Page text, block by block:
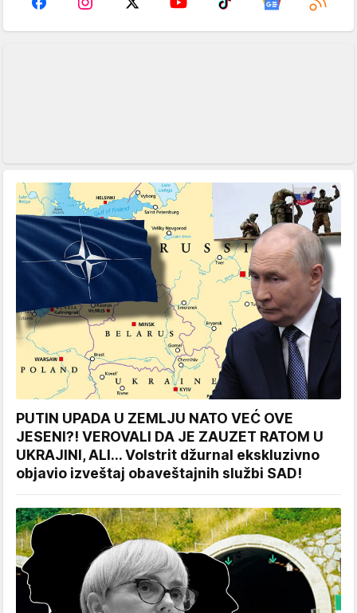
PUTIN UPADA U ZEMLJU NATO VEĆ OVE
JESENI?! VEROVALI DA JE ZAUZET RATOM U
UKRAJINI, ALI... Volstrit džurnal ekskluzivno
objavio izveštaj obaveštajnih službi SAD!